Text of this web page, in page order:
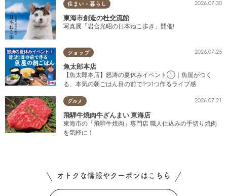
住まい・暮らし 2026.07.30
東海市創造の杜交流館
写真展「岩合光昭の日本ねこ歩き」開催!
ショップ 2026.07.25
魚太郎本店
【魚太郎本店】怒涛の夏休みイベント①｜魚屋がつく
る、本気の朝ごはん目の前で1つ1つ作るライブ感
グルメ 2026.07.21
飛騨牛焼肉牛ざんまい 東海店
東海市の「飛騨牛焼肉」専門店 職人仕込みの手切り焼肉
を気軽に！
オトクな情報やクーポンはこちら